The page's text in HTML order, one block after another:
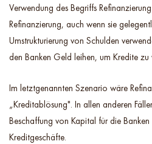
Verwendung des Begriffs
Refinanzierung, auch wenn sie
Umstrukturierung von Schulden
den Banken Geld leihen, um Kredite zu
Im letztgenannten Szenario wäre
„Kreditablösung". In allen anderen
Beschaffung von Kapital für die
Kreditgeschäfte.